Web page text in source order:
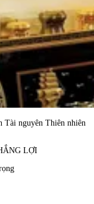
Tài nguyên Thiên nhiên
LỢI